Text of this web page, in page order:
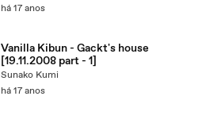
há 17 anos
Vanilla Kibun - Gackt's house
[19.11.2008 part - 1]
Sunako Kumi
há 17 anos